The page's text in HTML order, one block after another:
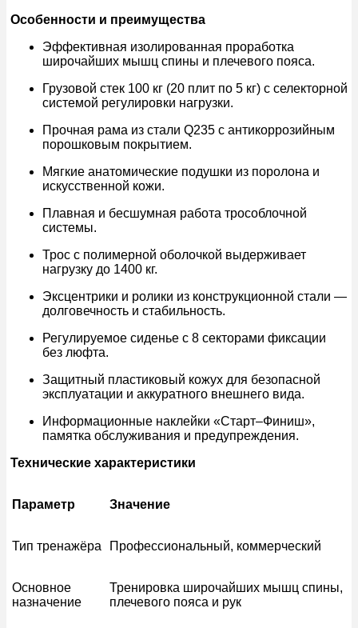
Особенности и преимущества
Эффективная изолированная проработка
широчайших мышц спины и плечевого пояса.
Грузовой стек 100 кг (20 плит по 5 кг) с селекторной
системой регулировки нагрузки.
Прочная рама из стали Q235 с антикоррозийным
порошковым покрытием.
Мягкие анатомические подушки из поролона и
искусственной кожи.
Плавная и бесшумная работа трособлочной
системы.
Трос с полимерной оболочкой выдерживает
нагрузку до 1400 кг.
Эксцентрики и ролики из конструкционной стали —
долговечность и стабильность.
Регулируемое сиденье с 8 секторами фиксации
без люфта.
Защитный пластиковый кожух для безопасной
эксплуатации и аккуратного внешнего вида.
Информационные наклейки «Старт–Финиш»,
памятка обслуживания и предупреждения.
Технические характеристики
Параметр Значение
Тип тренажёра Профессиональный, коммерческий
Основное
назначение
Тренировка широчайших мышц спины,
плечевого пояса и рук